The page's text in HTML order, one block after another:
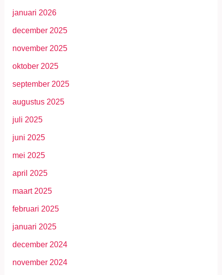
januari 2026
december 2025
november 2025
oktober 2025
september 2025
augustus 2025
juli 2025
juni 2025
mei 2025
april 2025
maart 2025
februari 2025
januari 2025
december 2024
november 2024